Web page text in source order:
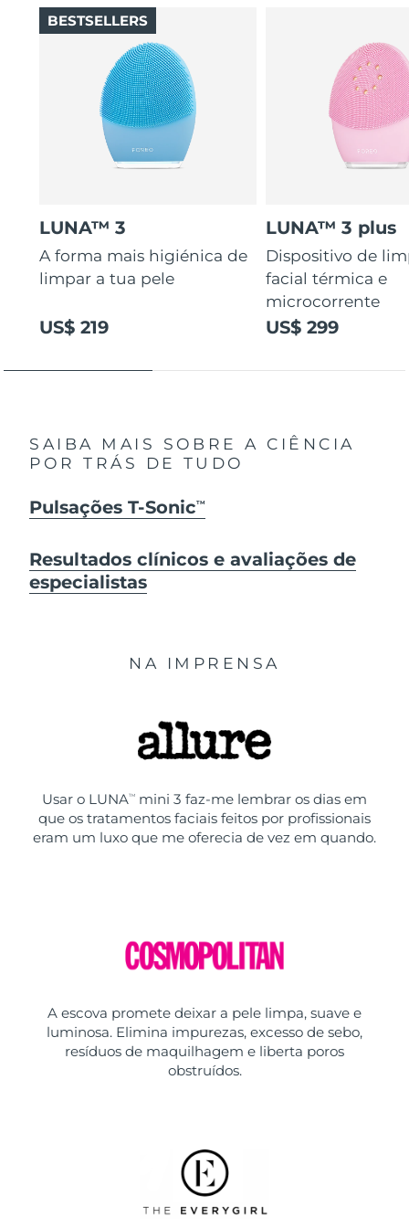
LUNA™ 3
A forma mais higiénica de
limpar a tua pele
US$ 219
BESTSELLERS
LUNA™ 3 plus
Dispositivo de
facial térmica e
microcorrente
US$ 299
SAIBA MAIS SOBRE A CIÊNCIA
POR TRÁS DE TUDO
Pulsações T-SonicTM
Resultados clínicos e avaliações de
especialistas
NA IMPRENSA
Usar o LUNATM
mini 3 faz-me lembrar os dias em
que os tratamentos faciais feitos por profissionais
eram um luxo que me oferecia de vez em quando.
A escova promete deixar a pele limpa, suave e
luminosa. Elimina impurezas, excesso de sebo,
resíduos de maquilhagem e liberta poros
obstruídos.